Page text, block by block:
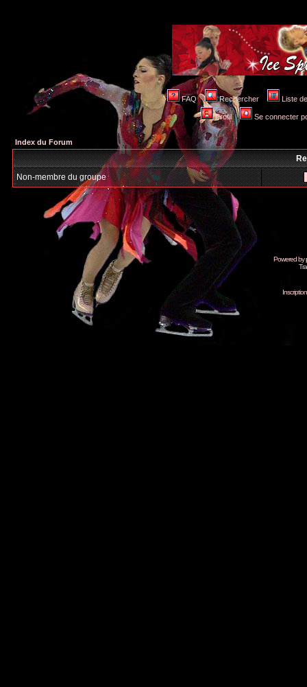
FAQ Rechercher Liste
Profil Se connecter
Index du Forum
Non-membre du groupe
Powered by